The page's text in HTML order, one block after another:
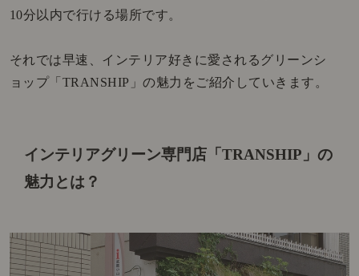
10分以内で行ける場所です。
それでは早速、インテリア好きに愛されるグリーンシ
ョップ「TRANSHIP」の魅力をご紹介していきます。
インテリアグリーン専門店「TRANSHIP」の
魅力とは？